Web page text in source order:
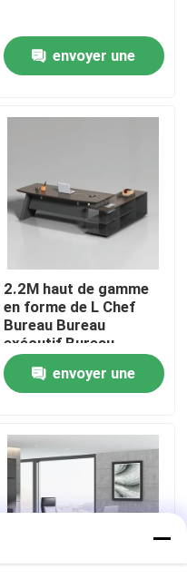
envoyer une
2.2M haut de gamme
en forme de L Chef
Bureau Bureau
exécutif Bureau
Bureau et cabinet
envoyer une